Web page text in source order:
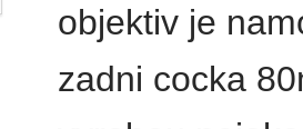
objektiv je
zadni cocka